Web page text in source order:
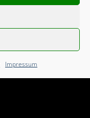
Impressum